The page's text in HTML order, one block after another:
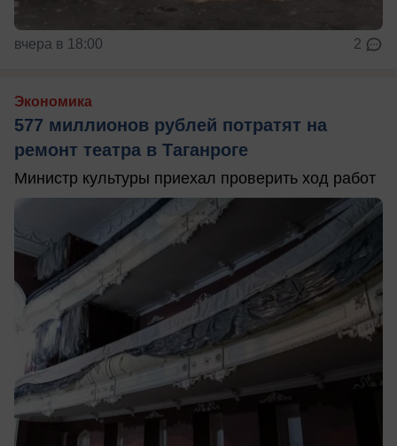
вчера в 18:00 2
Экономика
577 миллионов рублей потратят на
ремонт театра в Таганроге
Министр культуры приехал проверить ход работ